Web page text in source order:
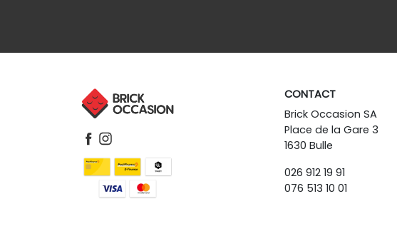
CONTACT
Brick Occasion SA
Place de la Gare 3
1630 Bulle
026 912 19 91
076 513 10 01